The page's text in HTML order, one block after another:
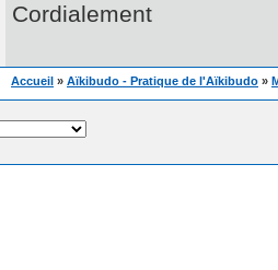
Cordialement
Accueil » Aïkibudo - Pratique de l'Aïkibudo »